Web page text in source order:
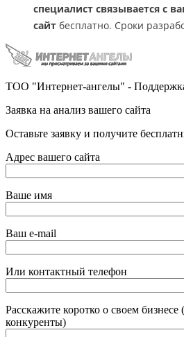
специалист связывается с
сайт бесплатно. Сроки
ТОО "Интернет-ангелы" -
Заявка на анализ вашего сайта
Оставьте заявку и получите
Адрес вашего сайта
Ваше имя
Ваш e-mail
Или контактный телефон
Расскажите коротко о своем
конкуренты)